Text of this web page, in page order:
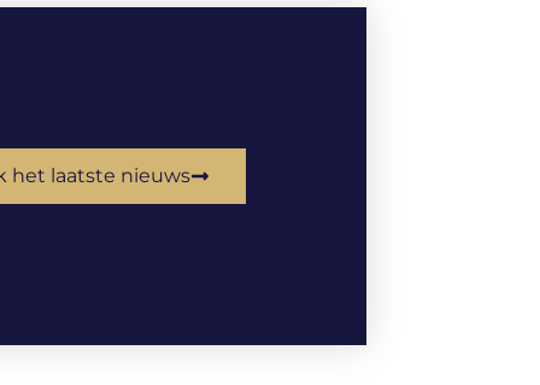
het laatste nieuws